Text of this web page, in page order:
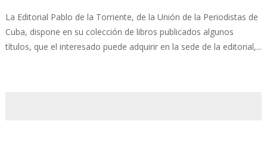
La Editorial Pablo de la Torriente, de la Unión de la Periodistas de
Cuba, dispone en su colección de libros publicados algunos
títulos, que el interesado puede adquirir en la sede de la editorial,...